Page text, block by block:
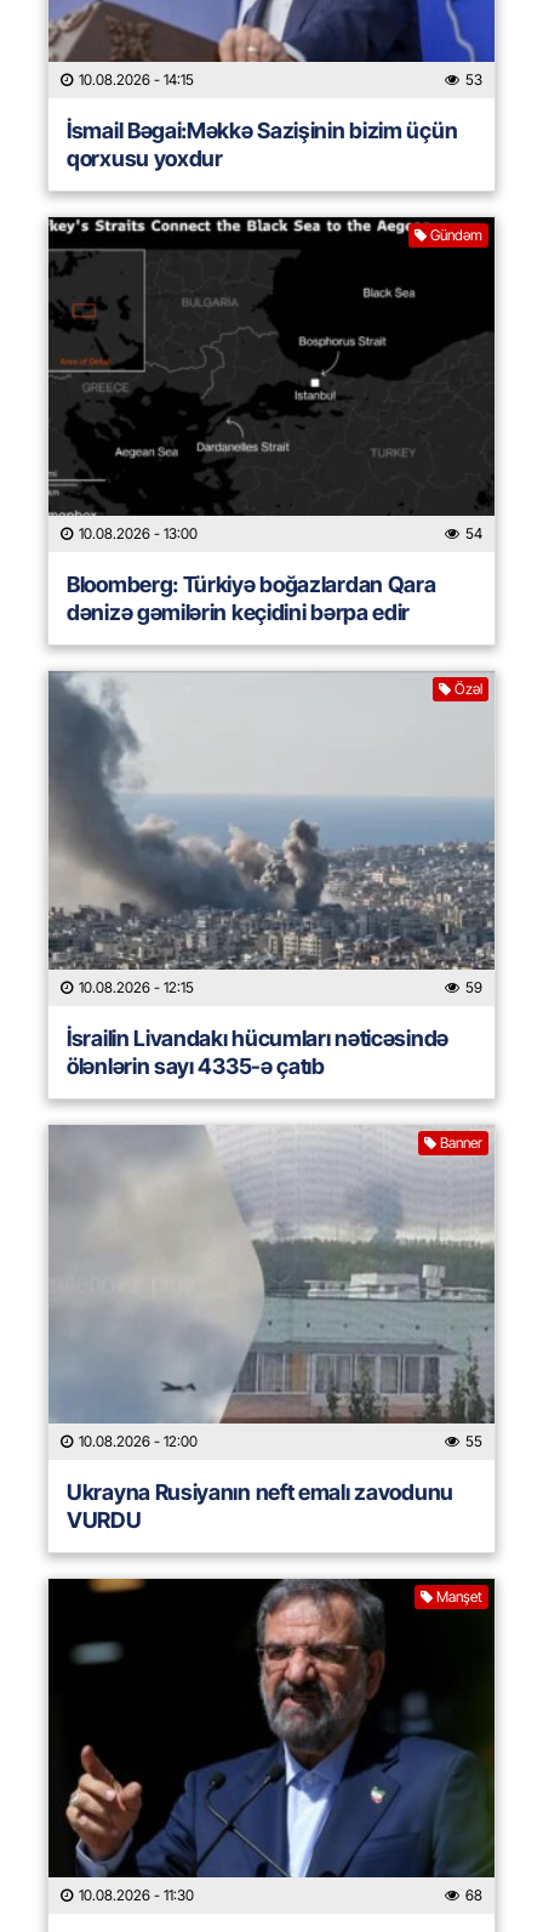
10.08.2026 - 14:15 53
İsmail Bəgai:Məkkə Sazişinin bizim üçün
qorxusu yoxdur
Gündəm
10.08.2026 - 13:00 54
Bloomberg: Türkiyə boğazlardan Qara
dənizə gəmilərin keçidini bərpa edir
Özəl
10.08.2026 - 12:15 59
İsrailin Livandakı hücumları nəticəsində
ölənlərin sayı 4335-ə çatıb
Banner
10.08.2026 - 12:00 55
Ukrayna Rusiyanın neft emalı zavodunu
VURDU
Manşet
10.08.2026 - 11:30 68